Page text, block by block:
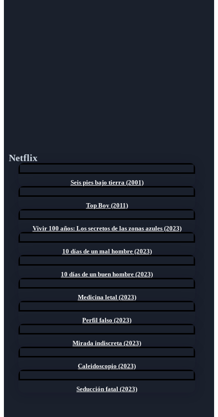
Netflix
Seis pies bajo tierra (2001)
Top Boy (2011)
Vivir 100 años: Los secretos de las zonas azules (2023)
10 días de un mal hombre (2023)
10 días de un buen hombre (2023)
Medicina letal (2023)
Perfil falso (2023)
Mirada indiscreta (2023)
Caleidoscopio (2023)
Seducción fatal (2023)